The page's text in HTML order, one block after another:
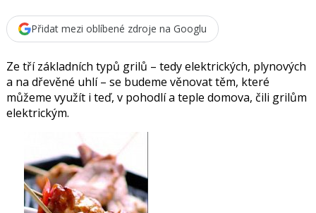
Přidat mezi oblíbené zdroje na Googlu
Ze tří základních typů grilů – tedy elektrických, plynových
a na dřevěné uhlí – se budeme věnovat těm, které
můžeme využít i teď, v pohodlí a teple domova, čili grilům
elektrickým.